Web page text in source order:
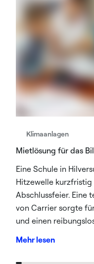
Klimaanlagen
Mietlösung für das
Eine Schule in
Hitzewelle
Abschlussfeier. Eine
von Carrier sorgte
und einen
Mehr lesen